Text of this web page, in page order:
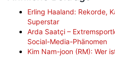
Erling Haaland: Rekorde,
Superstar
Arda Saatçi –
Social-Media-Phänomen
Kim Nam-joon (RM): Wer